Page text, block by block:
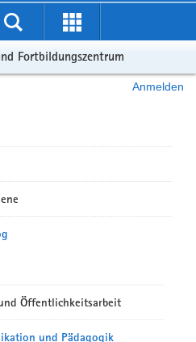
Fortbildungszentrum
Anmelden
Öffentlichkeitsarbeit
und Pädagogik